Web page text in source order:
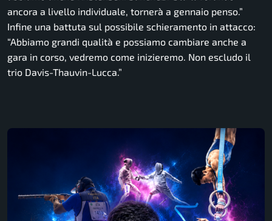
ancora a livello individuale, tornerà a gennaio penso.”
Infine una battuta sul possibile schieramento in attacco:
“Abbiamo grandi qualità e possiamo cambiare anche a
gara in corso, vedremo come inizieremo. Non escludo il
trio Davis-Thauvin-Lucca.”